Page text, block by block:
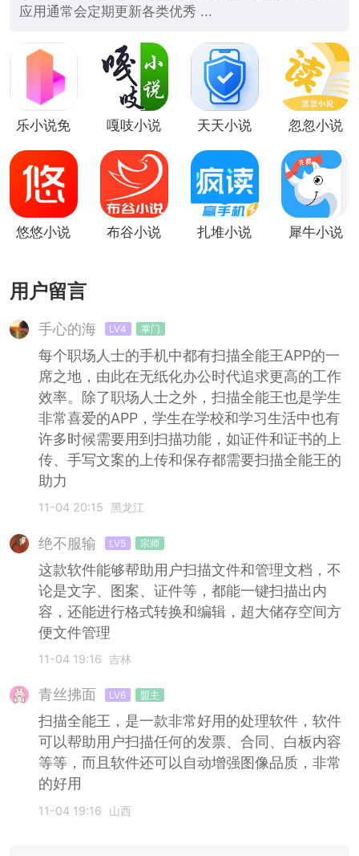
应用通常会定期更新各类优秀 ...
乐小说免
嘎吱小说 天天小说 忽忽小说
悠悠小说 布谷小说 扎堆小说 犀牛小说
用户留言
手心的海 LV4 掌门
每个职场人士的手机中都有扫描全能王APP的一
席之地，由此在无纸化办公时代追求更高的工作
效率。除了职场人士之外，扫描全能王也是学生
非常喜爱的APP，学生在学校和学习生活中也有
许多时候需要用到扫描功能，如证件和证书的上
传、手写文案的上传和保存都需要扫描全能王的
助力
11-04 20:15 黑龙江
绝不服输 LV5 宗师
这款软件能够帮助用户扫描文件和管理文档，不
论是文字、图案、证件等，都能一键扫描出内
容，还能进行格式转换和编辑，超大储存空间方
便文件管理
11-04 19:16 吉林
青丝拂面 LV6 盟主
扫描全能王，是一款非常好用的处理软件，软件
可以帮助用户扫描任何的发票、合同、白板内容
等等，而且软件还可以自动增强图像品质，非常
的好用
11-04 19:16 山西